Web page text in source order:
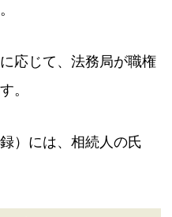
応じて、法務局が職権
。
）には、相続人の氏